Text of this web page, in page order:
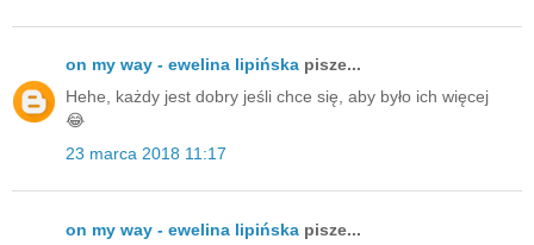
on my way - ewelina lipińska pisze...
Hehe, każdy jest dobry jeśli chce się, aby było ich więcej
😂
23 marca 2018 11:17
on my way - ewelina lipińska pisze...